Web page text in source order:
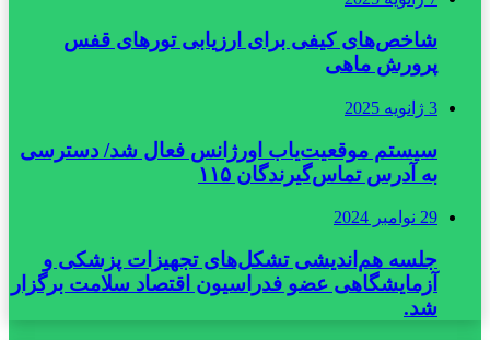
شاخص‌های کیفی برای ارزیابی تورهای قفس
پرورش ماهی
3 ژانویه 2025
سیستم موقعیت‌یاب اورژانس فعال شد/ دسترسی
به آدرس تماس‌گیرندگان ۱۱۵
29 نوامبر 2024
جلسه هم‌اندیشی تشکل‌های تجهیزات پزشکی و
آزمایشگاهی عضو فدراسیون اقتصاد سلامت برگزار
شد.